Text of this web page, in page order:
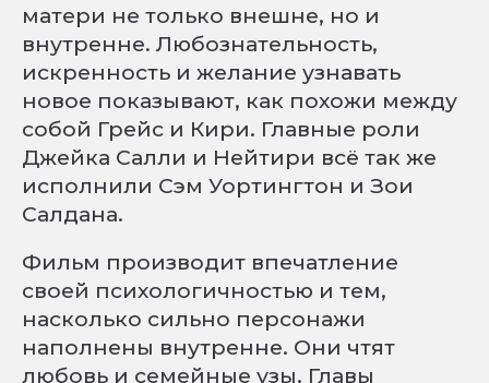
матери не только внешне, но и
внутренне. Любознательность,
искренность и желание узнавать
новое показывают, как похожи между
собой Грейс и Кири. Главные роли
Джейка Салли и Нейтири всё так же
исполнили Сэм Уортингтон и Зои
Салдана.
Фильм производит впечатление
своей психологичностью и тем,
насколько сильно персонажи
наполнены внутренне. Они чтят
любовь и семейные узы. Главы